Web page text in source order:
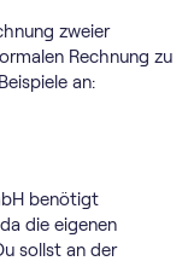
zweier
Rechnung zu
an:
benötigt
die eigenen
sollst an der